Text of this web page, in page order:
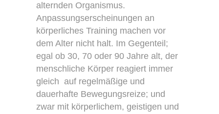
alternden Organismus.
Anpassungserscheinungen an
körperliches Training machen vor
dem Alter nicht halt. Im Gegenteil;
egal ob 30, 70 oder 90 Jahre alt, der
menschliche Körper reagiert immer
gleich auf regelmäßige und
dauerhafte Bewegungsreize; und
zwar mit körperlichem, geistigen und